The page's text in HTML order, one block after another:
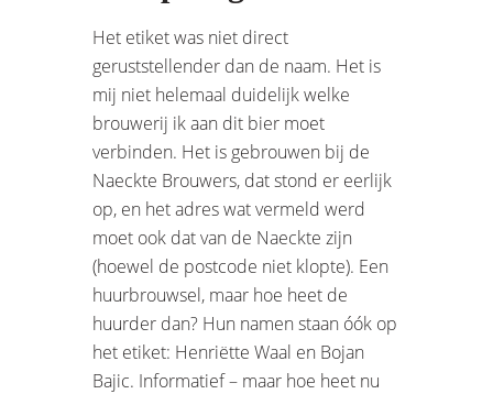
Het etiket was niet direct
geruststellender dan de naam. Het is
mij niet helemaal duidelijk welke
brouwerij ik aan dit bier moet
verbinden. Het is gebrouwen bij de
Naeckte Brouwers, dat stond er eerlijk
op, en het adres wat vermeld werd
moet ook dat van de Naeckte zijn
(hoewel de postcode niet klopte). Een
huurbrouwsel, maar hoe heet de
huurder dan? Hun namen staan óók op
het etiket: Henriëtte Waal en Bojan
Bajic. Informatief – maar hoe heet nu